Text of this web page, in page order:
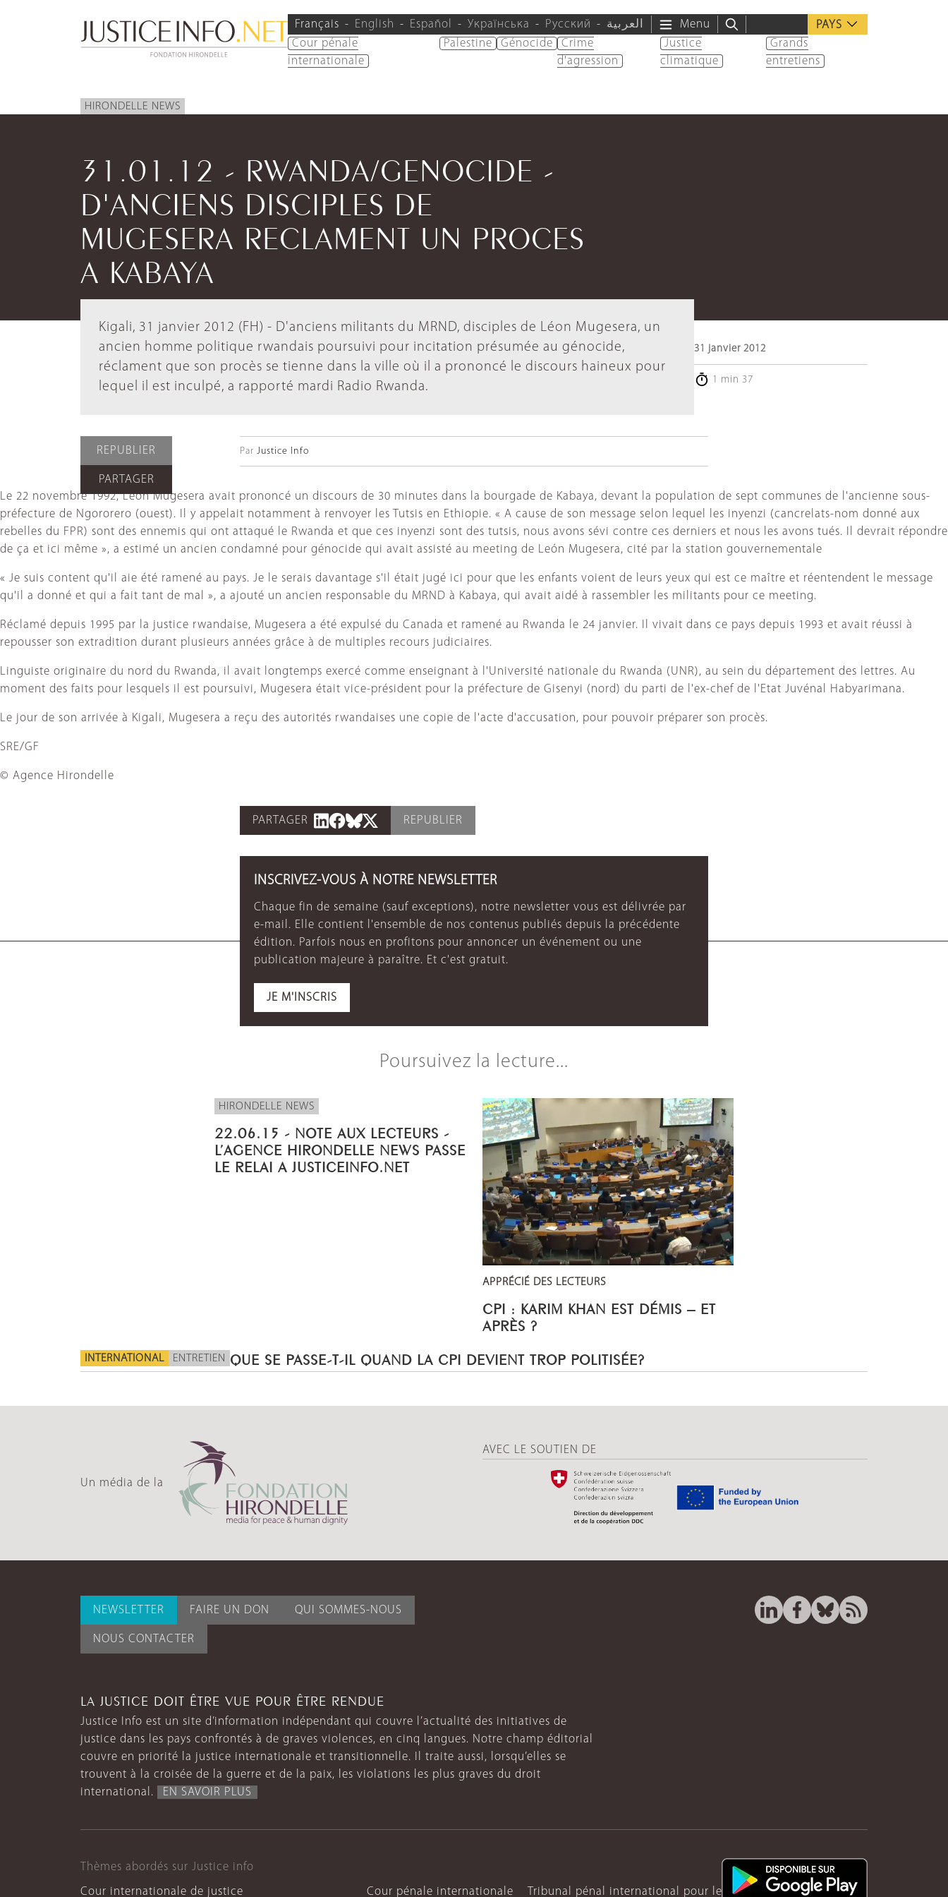
Français English Español Українська Русский العربية Menu
PAYS
Cour pénale
internationale
Palestine Génocide
Crime
d'agression
Justice
climatique
Grands
entretiens
HIRONDELLE NEWS
31.01.12 - RWANDA/GENOCIDE -
D'ANCIENS DISCIPLES DE
MUGESERA RECLAMENT UN PROCES
A KABAYA
Kigali, 31 janvier 2012 (FH) - D'anciens militants du MRND, disciples de Léon Mugesera, un
ancien homme politique rwandais poursuivi pour incitation présumée au génocide,
réclament que son procès se tienne dans la ville où il a prononcé le discours haineux pour
lequel il est inculpé, a rapporté mardi Radio Rwanda.
31 janvier 2012
1 min 37
REPUBLIER
PARTAGER
Par Justice Info
Le 22 novembre 1992, Léon Mugesera avait prononcé un discours de 30 minutes dans la bourgade de Kabaya, devant la population de sept communes de l'ancienne sous-
préfecture de Ngororero (ouest). Il y appelait notamment à renvoyer les Tutsis en Ethiopie. « A cause de son message selon lequel les inyenzi (cancrelats-nom donné aux
rebelles du FPR) sont des ennemis qui ont attaqué le Rwanda et que ces inyenzi sont des tutsis, nous avons sévi contre ces derniers et nous les avons tués. Il devrait répondre
de ça et ici même », a estimé un ancien condamné pour génocide qui avait assisté au meeting de León Mugesera, cité par la station gouvernementale
« Je suis content qu'il aie été ramené au pays. Je le serais davantage s'il était jugé ici pour que les enfants voient de leurs yeux qui est ce maître et réentendent le message
qu'il a donné et qui a fait tant de mal », a ajouté un ancien responsable du MRND à Kabaya, qui avait aidé à rassembler les militants pour ce meeting.
Réclamé depuis 1995 par la justice rwandaise, Mugesera a été expulsé du Canada et ramené au Rwanda le 24 janvier. Il vivait dans ce pays depuis 1993 et avait réussi à
repousser son extradition durant plusieurs années grâce à de multiples recours judiciaires.
Linguiste originaire du nord du Rwanda, il avait longtemps exercé comme enseignant à l'Université nationale du Rwanda (UNR), au sein du département des lettres. Au
moment des faits pour lesquels il est poursuivi, Mugesera était vice-président pour la préfecture de Gisenyi (nord) du parti de l'ex-chef de l'Etat Juvénal Habyarimana.
Le jour de son arrivée à Kigali, Mugesera a reçu des autorités rwandaises une copie de l'acte d'accusation, pour pouvoir préparer son procès.
SRE/GF
© Agence Hirondelle
PARTAGER REPUBLIER
INSCRIVEZ-VOUS À NOTRE NEWSLETTER
Chaque fin de semaine (sauf exceptions), notre newsletter vous est délivrée par
e-mail. Elle contient l'ensemble de nos contenus publiés depuis la précédente
édition. Parfois nous en profitons pour annoncer un événement ou une
publication majeure à paraître. Et c'est gratuit.
JE M'INSCRIS
Poursuivez la lecture...
HIRONDELLE NEWS
22.06.15 - NOTE AUX LECTEURS -
L’AGENCE HIRONDELLE NEWS PASSE
LE RELAI A JUSTICEINFO.NET
APPRÉCIÉ DES LECTEURS
CPI : KARIM KHAN EST DÉMIS – ET
APRÈS ?
INTERNATIONAL ENTRETIEN QUE SE PASSE-T-IL QUAND LA CPI DEVIENT TROP POLITISÉE?
Un média de la
AVEC LE SOUTIEN DE
NEWSLETTER FAIRE UN DON QUI SOMMES-NOUS
NOUS CONTACTER
LA JUSTICE DOIT ÊTRE VUE POUR ÊTRE RENDUE
Justice Info est un site d’information indépendant qui couvre l’actualité des initiatives de
justice dans les pays confrontés à de graves violences, en cinq langues. Notre champ éditorial
couvre en priorité la justice internationale et transitionnelle. Il traite aussi, lorsqu’elles se
trouvent à la croisée de la guerre et de la paix, les violations les plus graves du droit
international.
EN SAVOIR PLUS
Thèmes abordés sur Justice info
Cour internationale de justice Cour pénale internationale Tribunal pénal international pour le Rwanda